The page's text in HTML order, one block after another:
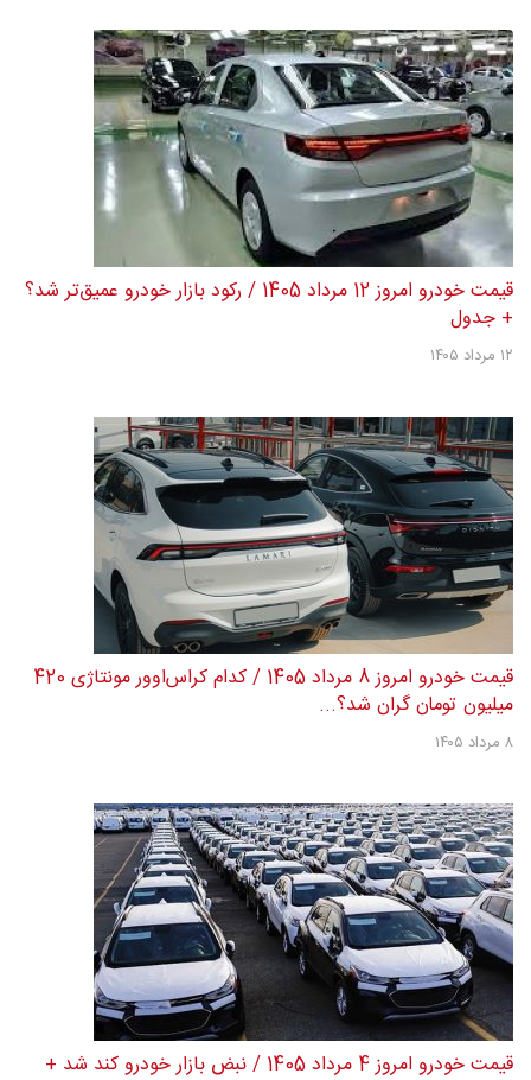
قیمت خودرو امروز 12 مرداد 1405 / رکود بازار خودرو عمیق‌تر شد؟
+ جدول
۱۲ مرداد ۱۴۰۵
قیمت خودرو امروز 8 مرداد 1405 / کدام کراس‌اوور مونتاژی 420
میلیون تومان گران شد؟...
۸ مرداد ۱۴۰۵
قیمت خودرو امروز 4 مرداد 1405 / نبض بازار خودرو کند شد +